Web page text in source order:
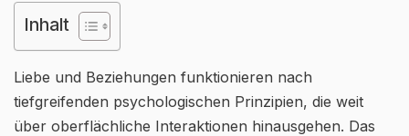
Inhalt
Liebe und Beziehungen funktionieren nach
tiefgreifenden psychologischen Prinzipien, die weit
über oberflächliche Interaktionen hinausgehen. Das